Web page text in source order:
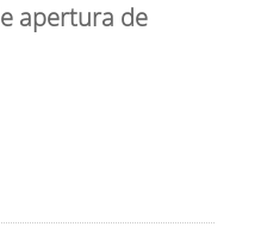
apertura de